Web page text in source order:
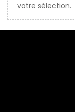
votre sélection.